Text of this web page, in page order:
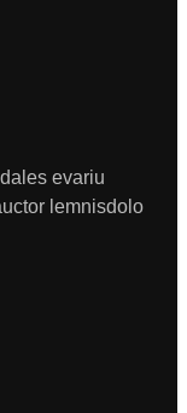
evariu
lemnisdolo